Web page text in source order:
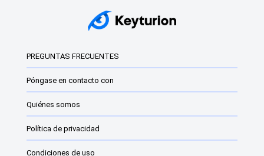
PREGUNTAS FRECUENTES
Póngase en contacto con
Quiénes somos
Política de privacidad
Condiciones de uso